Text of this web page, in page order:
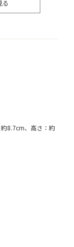
る
8.7cm、高さ：約